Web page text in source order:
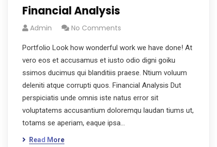
Financial Analysis
Admin No Comments
Portfolio Look how wonderful work we have done! At
vero eos et accusamus et iusto odio digni goiku
ssimos ducimus qui blanditiis praese. Ntium voluum
deleniti atque corrupti quos. Financial Analysis Dut
perspiciatis unde omnis iste natus error sit
voluptatems accusantium doloremqu laudan tiums ut,
totams se aperiam, eaque ipsa…
Read More